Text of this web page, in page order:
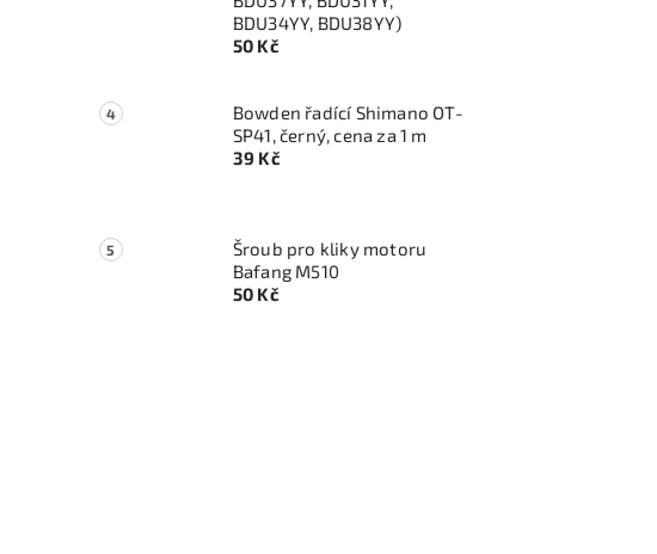
BDU34YY, BDU38YY)
50 Kč
Bowden řadící Shimano OT-
SP41, černý, cena za 1 m
39 Kč
Šroub pro kliky motoru
Bafang M510
50 Kč